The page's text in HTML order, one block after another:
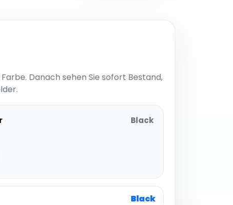
Danach sehen Sie sofort Bestand,
Black
Black